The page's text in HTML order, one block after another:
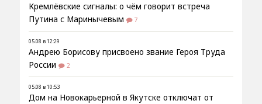
Кремлёвские сигналы: о чём говорит встреча
Путина с Маринычевым
7
05.08 в 12:29
Андрею Борисову присвоено звание Героя Труда
России
2
05.08 в 10:53
Дом на Новокарьерной в Якутске отключат от